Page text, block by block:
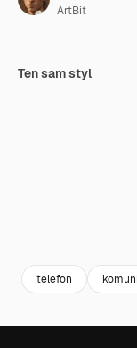
ArtBit
Ten sam styl
telefon